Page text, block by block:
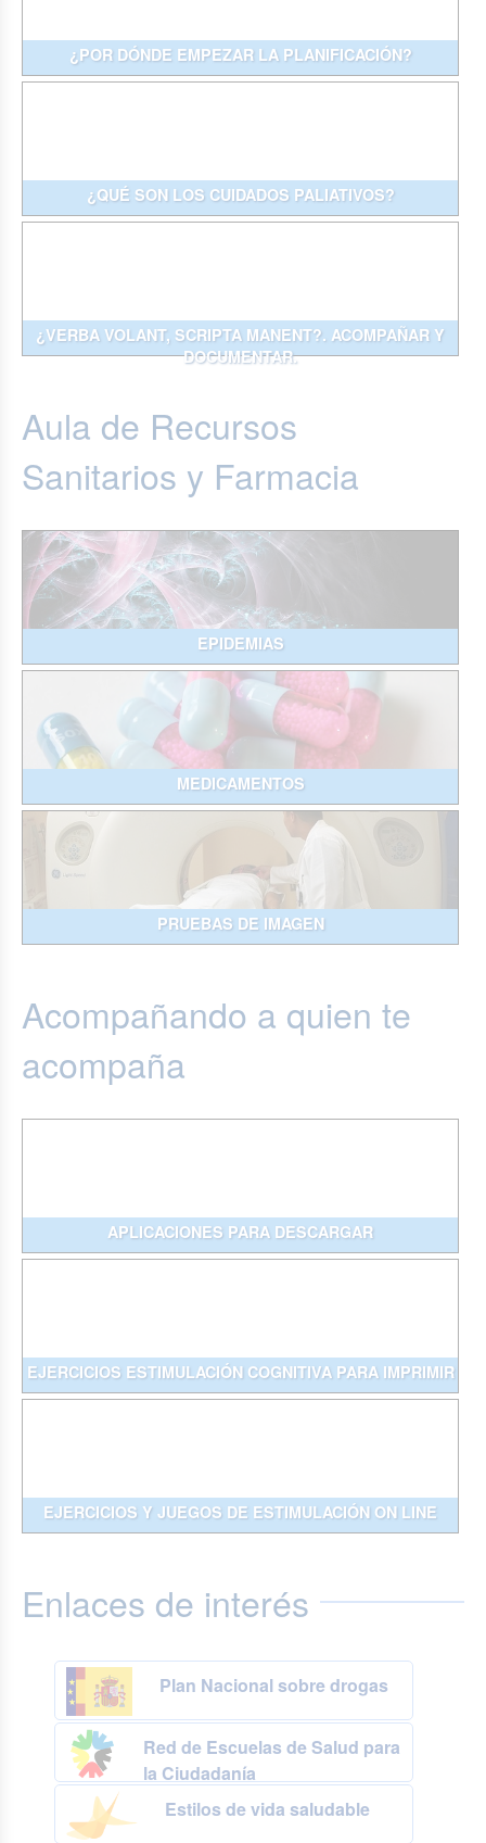
¿POR DÓNDE EMPEZAR LA PLANIFICACIÓN?
¿QUÉ SON LOS CUIDADOS PALIATIVOS?
¿VERBA VOLANT, SCRIPTA MANENT?. ACOMPAÑAR Y
DOCUMENTAR.
Aula de Recursos
Sanitarios y Farmacia
EPIDEMIAS
MEDICAMENTOS
PRUEBAS DE IMAGEN
Acompañando a quien te
acompaña
APLICACIONES PARA DESCARGAR
EJERCICIOS ESTIMULACIÓN COGNITIVA PARA IMPRIMIR
EJERCICIOS Y JUEGOS DE ESTIMULACIÓN ON LINE
Enlaces de interés
Plan Nacional sobre drogas
Red de Escuelas de Salud para
la Ciudadanía
Estilos de vida saludable